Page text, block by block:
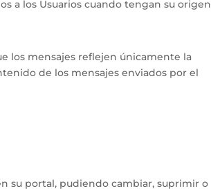
a los Usuarios cuando tengan su origen
los mensajes reflejen únicamente la
de los mensajes enviados por el
su portal, pudiendo cambiar, suprimir o